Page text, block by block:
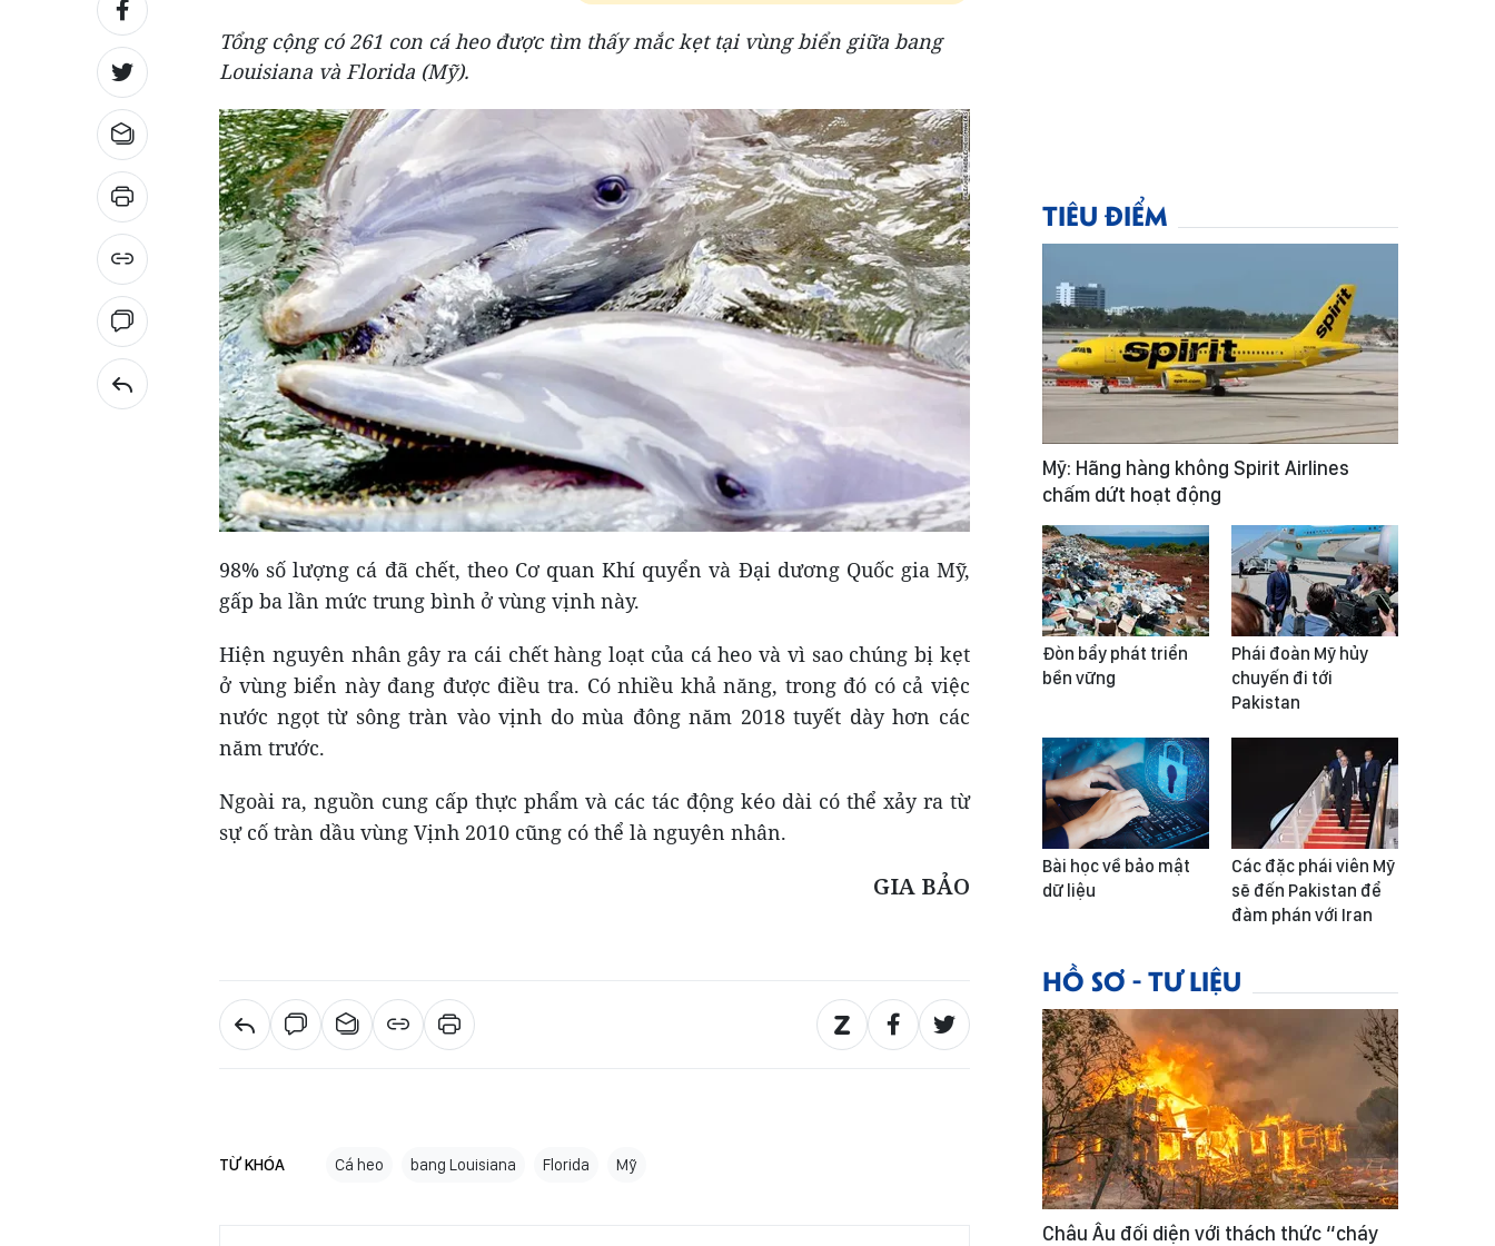
Tổng cộng có 261 con cá heo được tìm thấy mắc kẹt tại vùng biển giữa bang
Louisiana và Florida (Mỹ).
98% số lượng cá đã chết, theo Cơ quan Khí quyển và Đại dương Quốc gia Mỹ,
gấp ba lần mức trung bình ở vùng vịnh này.
Hiện nguyên nhân gây ra cái chết hàng loạt của cá heo và vì sao chúng bị kẹt
ở vùng biển này đang được điều tra. Có nhiều khả năng, trong đó có cả việc
nước ngọt từ sông tràn vào vịnh do mùa đông năm 2018 tuyết dày hơn các
năm trước.
Ngoài ra, nguồn cung cấp thực phẩm và các tác động kéo dài có thể xảy ra từ
sự cố tràn dầu vùng Vịnh 2010 cũng có thể là nguyên nhân.
GIA BẢO
TỪ KHÓA Cá heo bang Louisiana Florida Mỹ
TIÊU ĐIỂM
Mỹ: Hãng hàng không Spirit Airlines
chấm dứt hoạt động
Đòn bẩy phát triển
bền vững
Phái đoàn Mỹ hủy
chuyến đi tới
Pakistan
Bài học về bảo mật
dữ liệu
Các đặc phái viên Mỹ
sẽ đến Pakistan để
đàm phán với Iran
HỒ SƠ - TƯ LIỆU
Châu Âu đối diện với thách thức “cháy